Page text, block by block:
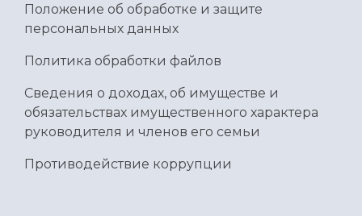
Положение об обработке и защите
персональных данных
Политика обработки файлов
Сведения о доходах, об имуществе и
обязательствах имущественного характера
руководителя и членов его семьи
Противодействие коррупции